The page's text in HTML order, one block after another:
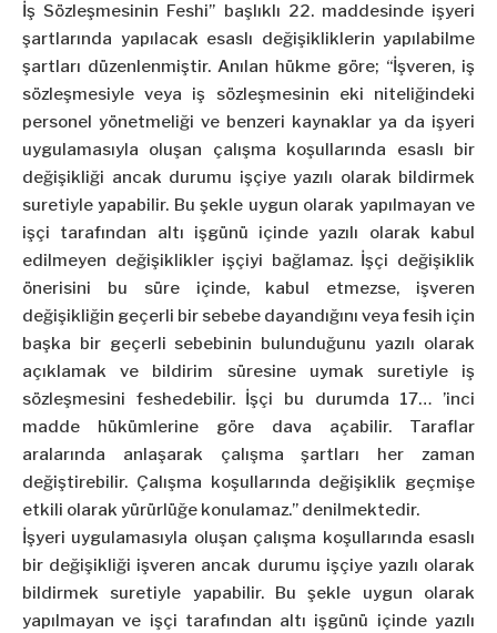
İş Sözleşmesinin Feshi’’ başlıklı 22. maddesinde işyeri
şartlarında yapılacak esaslı değişikliklerin yapılabilme
şartları düzenlenmiştir. Anılan hükme göre; “İşveren, iş
sözleşmesiyle veya iş sözleşmesinin eki niteliğindeki
personel yönetmeliği ve benzeri kaynaklar ya da işyeri
uygulamasıyla oluşan çalışma koşullarında esaslı bir
değişikliği ancak durumu işçiye yazılı olarak bildirmek
suretiyle yapabilir. Bu şekle uygun olarak yapılmayan ve
işçi tarafından altı işgünü içinde yazılı olarak kabul
edilmeyen değişiklikler işçiyi bağlamaz. İşçi değişiklik
önerisini bu süre içinde, kabul etmezse, işveren
değişikliğin geçerli bir sebebe dayandığını veya fesih için
başka bir geçerli sebebinin bulunduğunu yazılı olarak
açıklamak ve bildirim süresine uymak suretiyle iş
sözleşmesini feshedebilir. İşçi bu durumda 17… ’inci
madde hükümlerine göre dava açabilir. Taraflar
aralarında anlaşarak çalışma şartları her zaman
değiştirebilir. Çalışma koşullarında değişiklik geçmişe
etkili olarak yürürlüğe konulamaz.” denilmektedir.
İşyeri uygulamasıyla oluşan çalışma koşullarında esaslı
bir değişikliği işveren ancak durumu işçiye yazılı olarak
bildirmek suretiyle yapabilir. Bu şekle uygun olarak
yapılmayan ve işçi tarafından altı işgünü içinde yazılı